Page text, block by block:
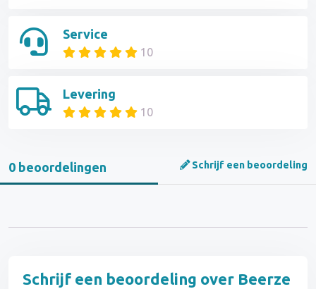
Service
10
Levering
10
0 beoordelingen Schrijf een beoordeling
Schrijf een beoordeling over Beerze